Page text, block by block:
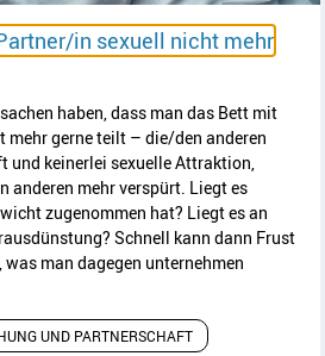
in sexuell nicht mehr
haben, dass man das Bett mit
gerne teilt – die/den anderen
und keinerlei sexuelle Attraktion,
anderen mehr verspürt. Liegt es
zugenommen hat? Liegt es an
Schnell kann dann Frust
man dagegen unternehmen
UND PARTNERSCHAFT